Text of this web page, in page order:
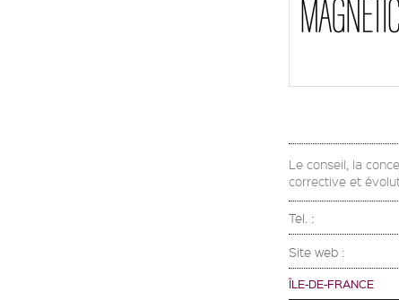
Le conseil, la
corrective et
Tel. :
Site web :
ÎLE-DE-FRANCE